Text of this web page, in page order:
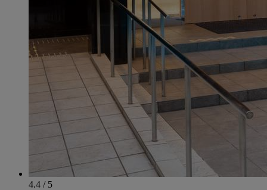
4.4 / 5